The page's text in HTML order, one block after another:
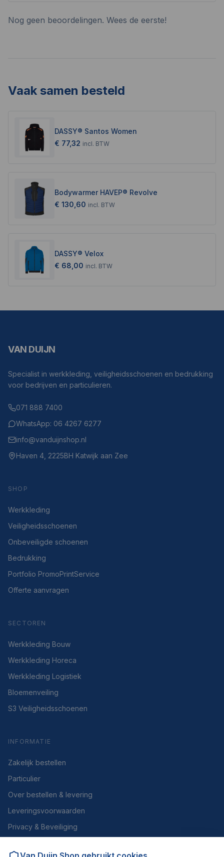
Nog geen beoordelingen. Wees de eerste!
Vaak samen besteld
DASSY® Santos Women
€ 77,32 incl. BTW
Bodywarmer HAVEP® Revolve
€ 130,60 incl. BTW
DASSY® Velox
€ 68,00 incl. BTW
VAN DUIJN
Specialist in werkkleding, veiligheidsschoenen en bedrukking
voor bedrijven en particulieren.
071 888 7400
WhatsApp: 06 4267 6277
info@vanduijnshop.nl
Haven 4, 2225BH Katwijk aan Zee
SHOP
Werkkleding
Veiligheidsschoenen
Onbeveiligde schoenen
Bedrukking
Portfolio PromoPrintService
Offerte aanvragen
SECTOREN
Werkkleding Bouw
Werkkleding Horeca
Werkkleding Logistiek
Bloemenveiling
S3 Veiligheidsschoenen
INFORMATIE
Zakelijk bestellen
Particulier
Over bestellen & levering
Leveringsvoorwaarden
Privacy & Beveiliging